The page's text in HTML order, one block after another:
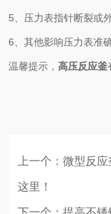
5、压力表指针断裂或
6、其他影响压力表准
温馨提示， 高压反应釜
上一个： 微型反应
这里！